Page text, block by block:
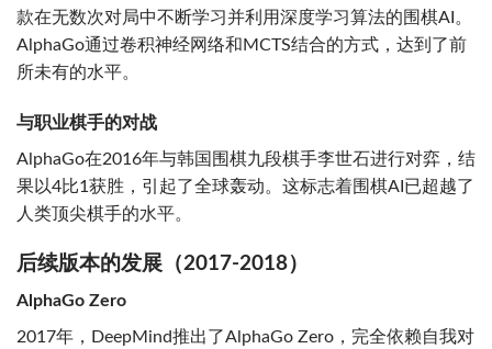
款在无数次对局中不断学习并利用深度学习算法的围棋AI。
AlphaGo通过卷积神经网络和MCTS结合的方式，达到了前
所未有的水平。
与职业棋手的对战
AlphaGo在2016年与韩国围棋九段棋手李世石进行对弈，结
果以4比1获胜，引起了全球轰动。这标志着围棋AI已超越了
人类顶尖棋手的水平。
后续版本的发展（2017-2018）
AlphaGo Zero
2017年，DeepMind推出了AlphaGo Zero，完全依赖自我对